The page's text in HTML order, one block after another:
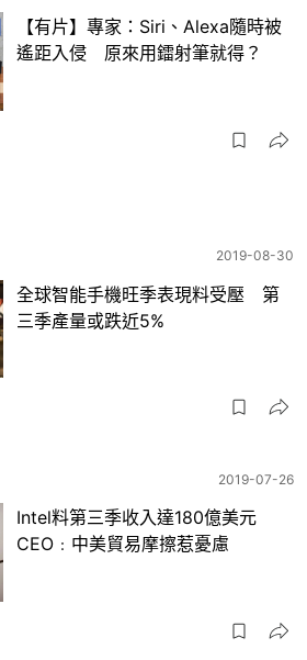
【有片】專家：Siri、Alexa隨時被
遙距入侵 原來用鐳射筆就得？
2019-08-30
全球智能手機旺季表現料受壓 第
三季產量或跌近5%
2019-07-26
Intel料第三季收入達180億美元
CEO﹕中美貿易摩擦惹憂慮